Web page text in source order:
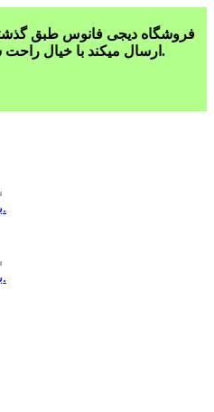
فروشگاه دیجی فانوس طبق
ارسال میکند با خیال راحت سفارش خود را ثبت کنید.
برای محصولات بیشتر کلیک کنید.
برای محصولات بیشتر کلیک کنید.